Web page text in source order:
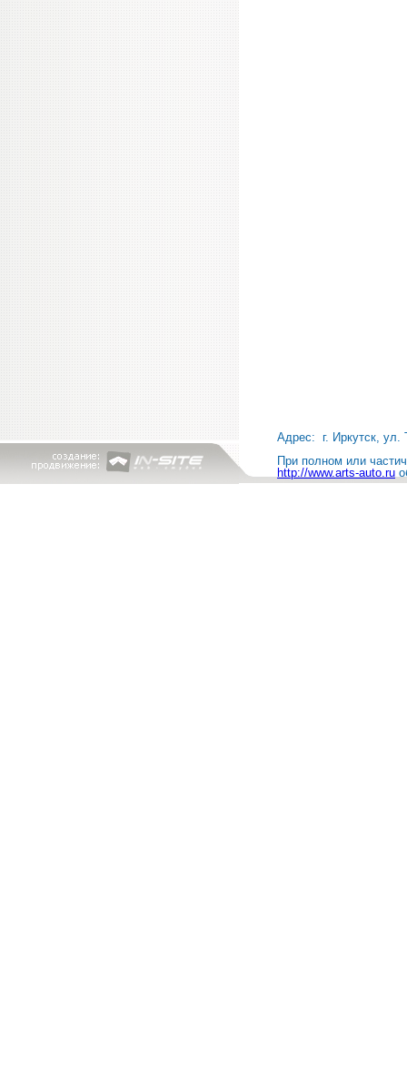
Адрес: г. Иркутск, ул.
При полном или
http://www.arts-auto.ru